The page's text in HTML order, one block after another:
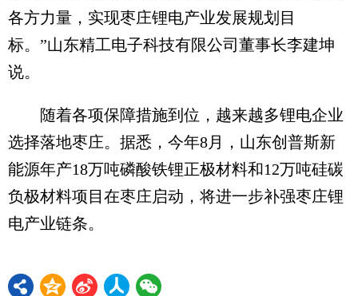
各方力量，实现枣庄锂电产业发展规划目
标。”山东精工电子科技有限公司董事长李建坤
说。
随着各项保障措施到位，越来越多锂电企业
选择落地枣庄。据悉，今年8月，山东创普斯新
能源年产18万吨磷酸铁锂正极材料和12万吨硅碳
负极材料项目在枣庄启动，将进一步补强枣庄锂
电产业链条。